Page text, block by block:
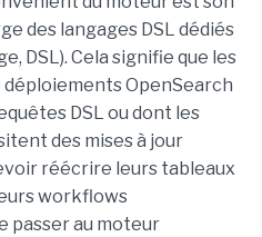
des langages DSL dédiés
DSL). Cela signifie que les
OpenSearch
DSL ou dont les
des mises à jour
réécrire leurs tableaux
workflows
passer au moteur